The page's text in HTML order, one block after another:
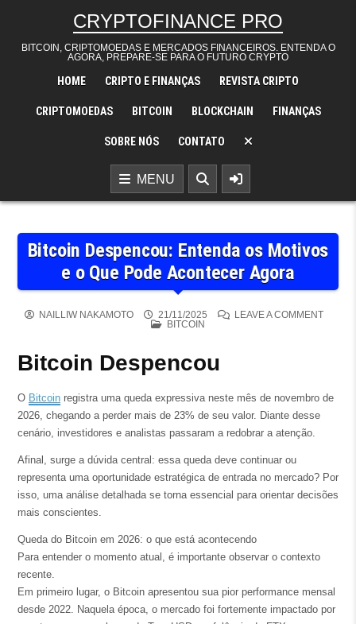
CRYPTOFINANCE PRO
BITCOIN, CRIPTOMOEDAS E MERCADOS FINANCEIROS. ENTENDA O
AGORA, PREPARE-SE PARA O FUTURO CRYPTO
HOME CRIPTO E FINANÇAS REVISTA CRIPTO
CRIPTOMOEDAS BITCOIN BLOCKCHAIN FINANÇAS
SOBRE NÓS CONTATO
MENU
Bitcoin Despencou: Entenda os Motivos
e o Que Pode Acontecer Agora
NAILLIW NAKAMOTO 21/11/2025 LEAVE A COMMENTON
POSTED IN
BITCOIN
Bitcoin Despencou
O Bitcoinregistra uma queda expressiva neste mês de novembro de
2026, chegando a perder mais de 23% de seu valor. Diante desse
cenário, investidores e analistas passaram a redobrar a atenção.
Afinal, surge a dúvida central: essa queda deve continuar ou
representa uma oportunidade estratégica de entrada no mercado? Por
isso, uma análise detalhada se torna essencial para orientar decisões
mais conscientes.
Queda do Bitcoin em 2026: o que está acontecendo
Para entender o momento atual, é importante observar o contexto
recente.
Em primeiro lugar, o Bitcoin apresentou sua pior performance mensal
desde 2022. Naquela época, o mercado foi fortemente impactado por